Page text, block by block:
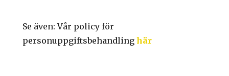
Se även: Vår policy för
personuppgiftsbehandlinghär